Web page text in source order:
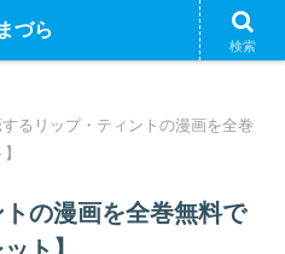
るかやってみるブログ
るリップ・ティントの漫画を全巻
の漫画を全巻無料で
づら
検索